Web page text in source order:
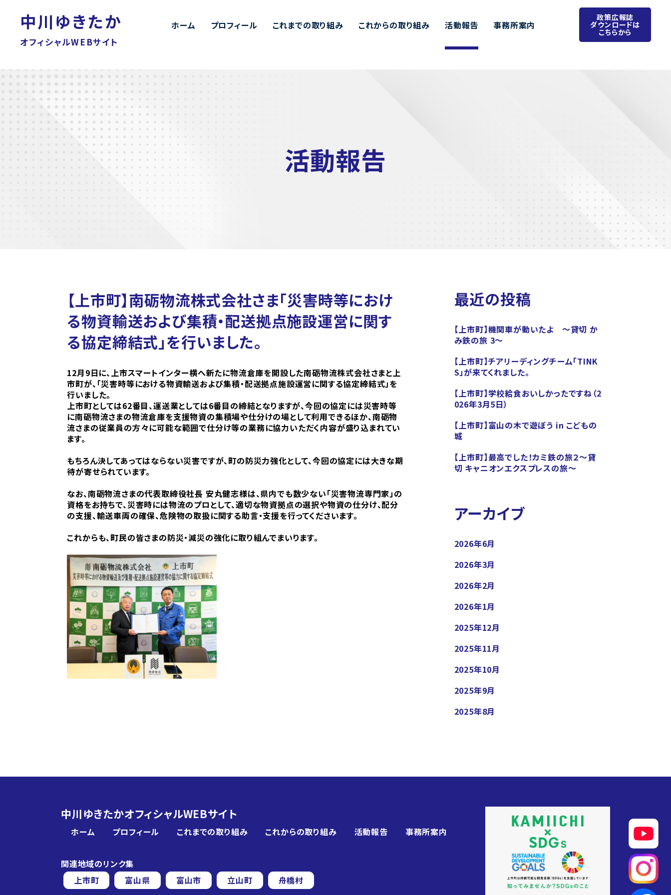
中川ゆきたか
オフィシャルWEBサイト
ホーム プロフィール これまでの取り組み これからの取り組み 活動報告 事務所案内
政策広報誌
ダウンロードは
こちらから
活動報告
【上市町】南砺物流株式会社さま「災害時等におけ
る物資輸送および集積・配送拠点施設運営に関す
る協定締結式」を行いました。
12月9日に、上市スマートインター横へ新たに物流倉庫を開設した南砺物流株式会社さまと上
市町が、「災害時等における物資輸送および集積・配送拠点施設運営に関する協定締結式」を
行いました。
上市町としては62番目、運送業としては6番目の締結となりますが、今回の協定には災害時等
に南砺物流さまの物流倉庫を支援物資の集積場や仕分けの場として利用できるほか、南砺物
流さまの従業員の方々に可能な範囲で仕分け等の業務に協力いただく内容が盛り込まれてい
ます。
もちろん決してあってはならない災害ですが、町の防災力強化として、今回の協定には大きな期
待が寄せられています。
なお、南砺物流さまの代表取締役社長 安丸健志様は、県内でも数少ない「災害物流専門家」の
資格をお持ちで、災害時には物流のプロとして、適切な物資拠点の選択や物資の仕分け、配分
の支援、輸送車両の確保、危険物の取扱に関する助言・支援を行ってくださいます。
これからも、町民の皆さまの防災・減災の強化に取り組んでまいります。
最近の投稿
【上市町】機関車が動いたよ ～貸切 か
み鉄の旅 3～
【上市町】チアリーディングチーム「TINK
S」が来てくれました。
【上市町】学校給食おいしかったですね（2
026年3月5日）
【上市町】富山の木で遊ぼう in こどもの
城
【上市町】最高でした！カミ鉄の旅２～貸
切 キャニオンエクスプレスの旅～
アーカイブ
2026年6月
2026年3月
2026年2月
2026年1月
2025年12月
2025年11月
2025年10月
2025年9月
2025年8月
中川ゆきたかオフィシャルWEBサイト
ホーム プロフィール これまでの取り組み これからの取り組み 活動報告 事務所案内
関連地域のリンク集
上市町
富山県 富山市 立山町 舟橋村